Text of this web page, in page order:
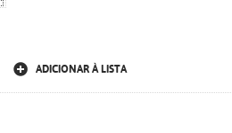
ADICIONAR À LISTA